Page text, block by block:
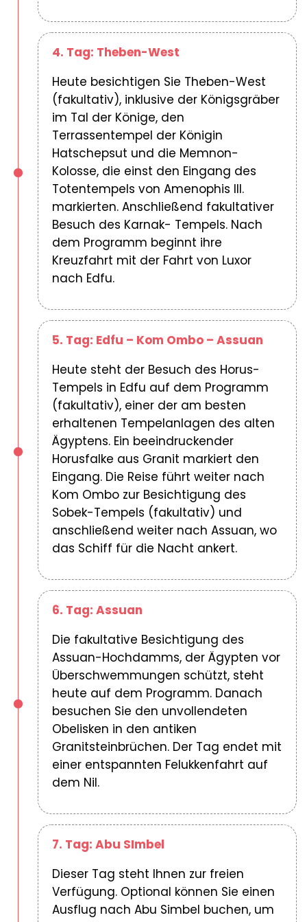
4. Tag: Theben-West
Heute besichtigen Sie Theben-West
(fakultativ), inklusive der Königsgräber
im Tal der Könige, den
Terrassentempel der Königin
Hatschepsut und die Memnon-
Kolosse, die einst den Eingang des
Totentempels von Amenophis III.
markierten. Anschließend fakultativer
Besuch des Karnak- Tempels. Nach
dem Programm beginnt ihre
Kreuzfahrt mit der Fahrt von Luxor
nach Edfu.
5. Tag: Edfu – Kom Ombo – Assuan
Heute steht der Besuch des Horus-
Tempels in Edfu auf dem Programm
(fakultativ), einer der am besten
erhaltenen Tempelanlagen des alten
Ägyptens. Ein beeindruckender
Horusfalke aus Granit markiert den
Eingang. Die Reise führt weiter nach
Kom Ombo zur Besichtigung des
Sobek-Tempels (fakultativ) und
anschließend weiter nach Assuan, wo
das Schiff für die Nacht ankert.
6. Tag: Assuan
Die fakultative Besichtigung des
Assuan-Hochdamms, der Ägypten vor
Überschwemmungen schützt, steht
heute auf dem Programm. Danach
besuchen Sie den unvollendeten
Obelisken in den antiken
Granitsteinbrüchen. Der Tag endet mit
einer entspannten Felukkenfahrt auf
dem Nil.
7. Tag: Abu SImbel
Dieser Tag steht Ihnen zur freien
Verfügung. Optional können Sie einen
Ausflug nach Abu Simbel buchen, um